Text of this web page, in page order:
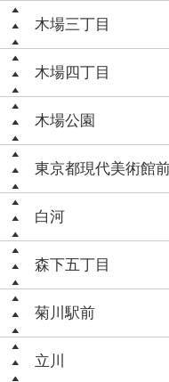
木場三丁目
木場四丁目
木場公園
東京都現代美術館
白河
森下五丁目
菊川駅前
立川